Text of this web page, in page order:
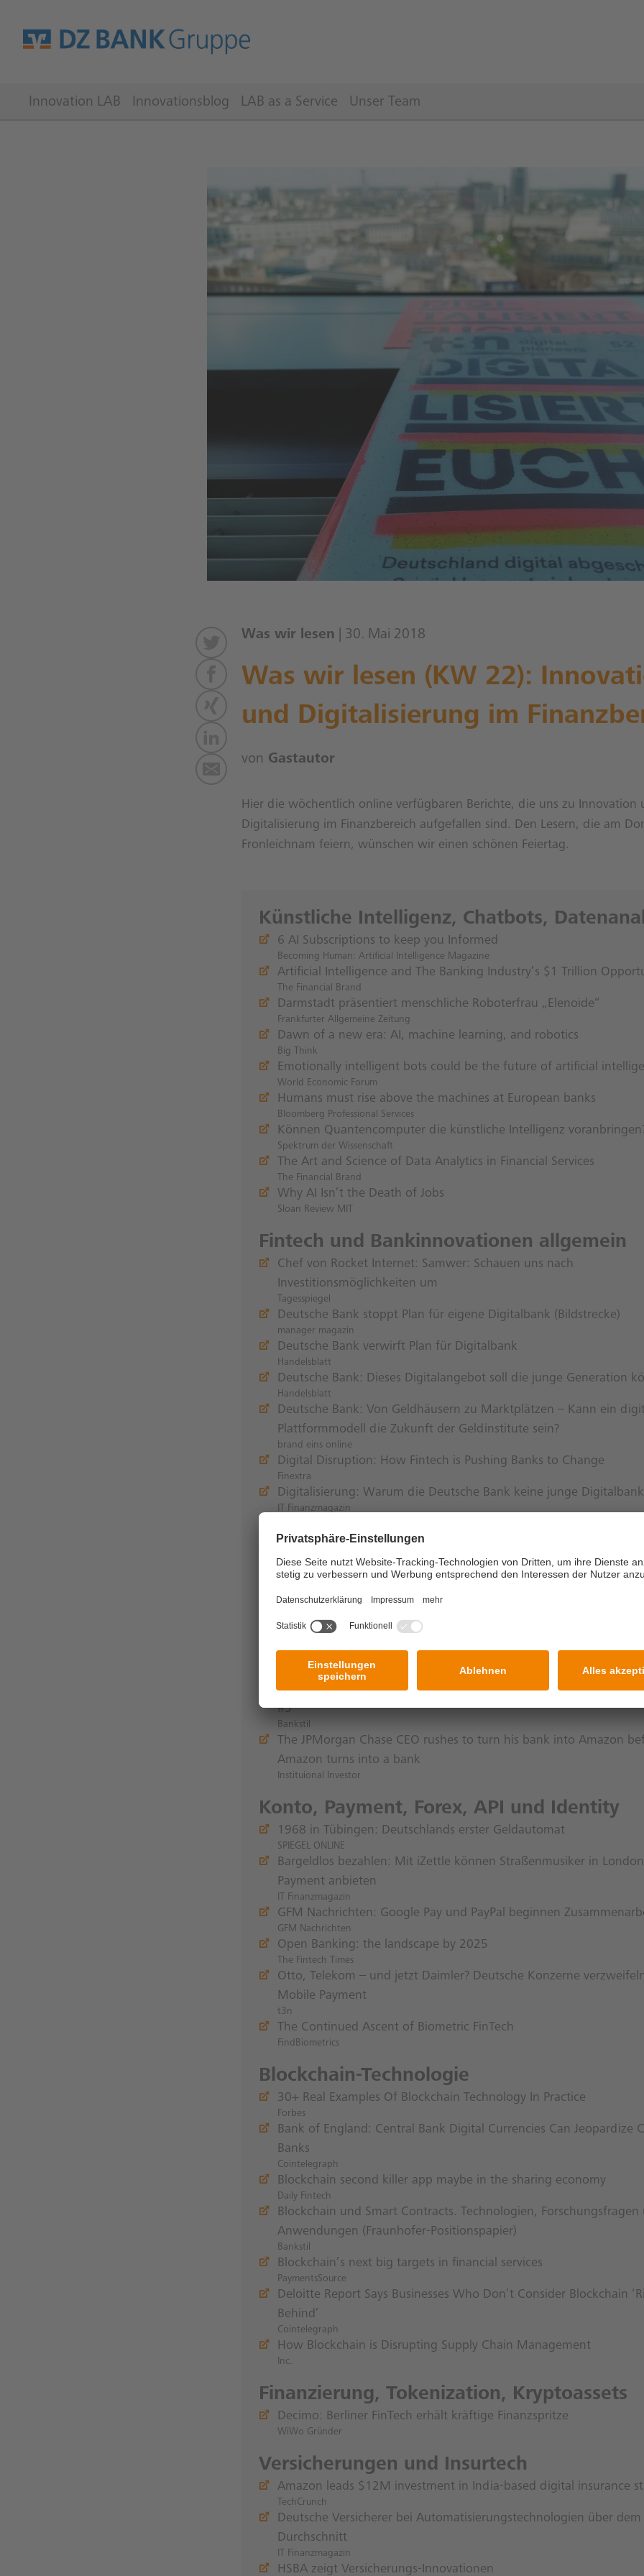
Innovation LAB Innovationsblog LAB as a Service Unser Team
Was wir lesen | 30. Mai 2018
Was wir lesen (KW 22):
und Digitalisierung im
von Gastautor
Hier die wöchentlich online verfügbaren Berichte, die uns zu Innovation
Digitalisierung im Finanzbereich aufgefallen sind. Den Lesern, die am
Fronleichnam feiern, wünschen wir einen schönen Feiertag.
Künstliche Intelligenz, Chatbots,
6 AI Subscriptions to keep you Informed
Becoming Human: Artificial Intelligence Magazine
Artificial Intelligence and The Banking Industry’s $1 Trillion
The Financial Brand
Darmstadt präsentiert menschliche Roboterfrau „Elenoide“
Frankfurter Allgemeine Zeitung
Dawn of a new era: AI, machine learning, and robotics
Big Think
Emotionally intelligent bots could be the future of artificial
World Economic Forum
Humans must rise above the machines at European banks
Bloomberg Professional Services
Können Quantencomputer die künstliche Intelligenz
Spektrum der Wissenschaft
The Art and Science of Data Analytics in Financial Services
The Financial Brand
Why AI Isn’t the Death of Jobs
Sloan Review MIT
Fintech und Bankinnovationen allgemein
Chef von Rocket Internet: Samwer: Schauen uns nach
Investitionsmöglichkeiten um
Tagesspiegel
Deutsche Bank stoppt Plan für eigene Digitalbank (Bildstrecke)
manager magazin
Deutsche Bank verwirft Plan für Digitalbank
Handelsblatt
Deutsche Bank: Dieses Digitalangebot soll die junge Generation
Handelsblatt
Deutsche Bank: Von Geldhäusern zu Marktplätzen – Kann ein
Plattformmodell die Zukunft der Geldinstitute sein?
brand eins online
Digital Disruption: How Fintech is Pushing Banks to Change
Finextra
Digitalisierung: Warum die Deutsche Bank keine junge
IT Finanzmagazin
PaymentAndBanking
Silicon Valley Bank erhält Teilbanklizenz von der BaFin
IT Finanzmagazin
#1
Bankstil
Technologie- und Industriestandards beschleunigen die
#3
Bankstil
The JPMorgan Chase CEO rushes to turn his bank into Amazon
Amazon turns into a bank
Instituional Investor
Konto, Payment, Forex, API und Identity
1968 in Tübingen: Deutschlands erster Geldautomat
SPIEGEL ONLINE
Bargeldlos bezahlen: Mit iZettle können Straßenmusiker in London
Payment anbieten
IT Finanzmagazin
GFM Nachrichten: Google Pay und PayPal beginnen
GFM Nachrichten
Open Banking: the landscape by 2025
The Fintech Times
Otto, Telekom – und jetzt Daimler? Deutsche Konzerne
Mobile Payment
t3n
The Continued Ascent of Biometric FinTech
FindBiometrics
Blockchain-Technologie
30+ Real Examples Of Blockchain Technology In Practice
Forbes
Bank of England: Central Bank Digital Currencies Can Jeopardize
Banks
Cointelegraph
Blockchain second killer app maybe in the sharing economy
Daily Fintech
Blockchain und Smart Contracts. Technologien, Forschungsfragen
Anwendungen (Fraunhofer-Positionspapier)
Bankstil
Blockchain’s next big targets in financial services
PaymentsSource
Deloitte Report Says Businesses Who Don’t Consider Blockchain
Behind’
Cointelegraph
How Blockchain is Disrupting Supply Chain Management
Inc.
Finanzierung, Tokenization, Kryptoassets
Decimo: Berliner FinTech erhält kräftige Finanzspritze
WiWo Gründer
Versicherungen und Insurtech
Amazon leads $12M investment in India-based digital insurance
TechCrunch
Deutsche Versicherer bei Automatisierungstechnologien über
Durchschnitt
IT Finanzmagazin
HSBA zeigt Versicherungs-Innovationen